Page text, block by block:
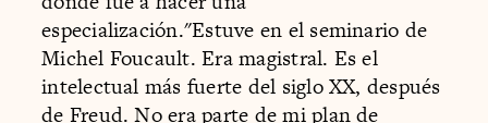
especialización."Estuve en el seminario de
Michel Foucault. Era magistral. Es el
intelectual más fuerte del siglo XX, después
de Freud. No era parte de mi plan de